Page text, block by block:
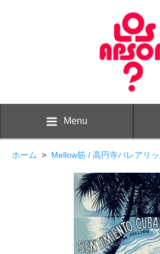
Menu
ホーム > Mellow筋 / 高円寺バレアリッ